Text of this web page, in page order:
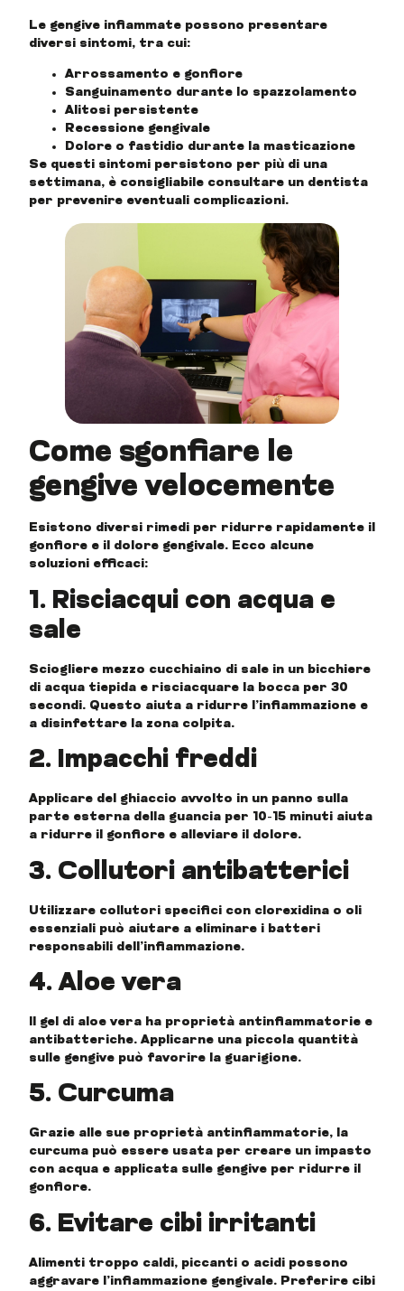
Le gengive infiammate possono presentare
diversi sintomi, tra cui:
Arrossamento e gonfiore
Sanguinamento durante lo spazzolamento
Alitosi persistente
Recessione gengivale
Dolore o fastidio durante la masticazione
Se questi sintomi persistono per più di una
settimana, è consigliabile consultare un dentista
per prevenire eventuali complicazioni.
Come sgonfiare le
gengive velocemente
Esistono diversi rimedi per ridurre rapidamente il
gonfiore e il dolore gengivale. Ecco alcune
soluzioni efficaci:
1. Risciacqui con acqua e
sale
Sciogliere mezzo cucchiaino di sale in un bicchiere
di acqua tiepida e risciacquare la bocca per 30
secondi. Questo aiuta a ridurre l’infiammazione e
a disinfettare la zona colpita.
2. Impacchi freddi
Applicare del ghiaccio avvolto in un panno sulla
parte esterna della guancia per 10-15 minuti aiuta
a ridurre il gonfiore e alleviare il dolore.
3. Collutori antibatterici
Utilizzare collutori specifici con clorexidina o oli
essenziali può aiutare a eliminare i batteri
responsabili dell’infiammazione.
4. Aloe vera
Il gel di aloe vera ha proprietà antinfiammatorie e
antibatteriche. Applicarne una piccola quantità
sulle gengive può favorire la guarigione.
5. Curcuma
Grazie alle sue proprietà antinfiammatorie, la
curcuma può essere usata per creare un impasto
con acqua e applicata sulle gengive per ridurre il
gonfiore.
6. Evitare cibi irritanti
Alimenti troppo caldi, piccanti o acidi possono
aggravare l’infiammazione gengivale. Preferire cibi